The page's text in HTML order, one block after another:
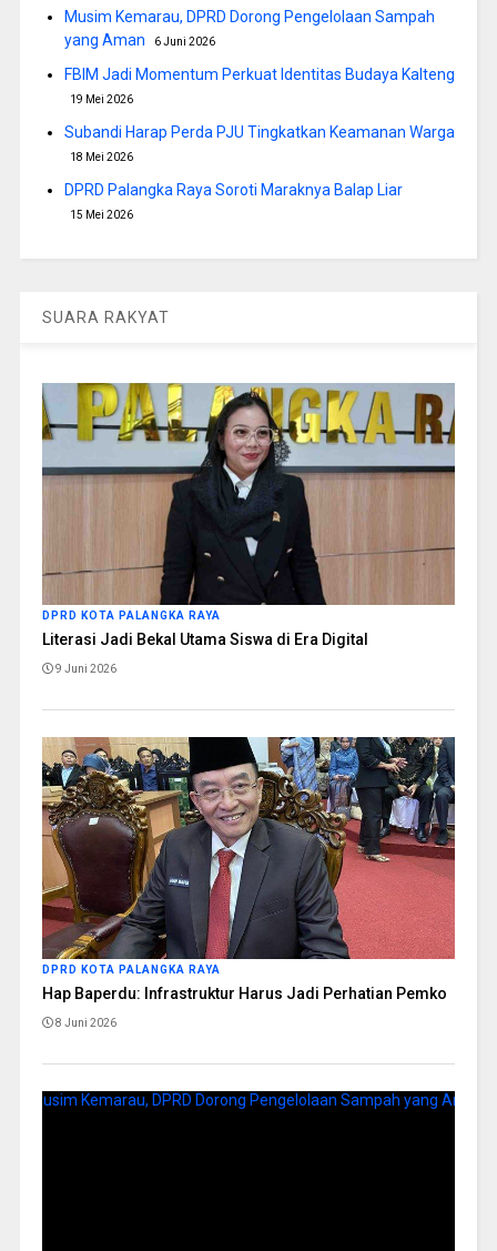
Musim Kemarau, DPRD Dorong Pengelolaan Sampah
yang Aman
6 Juni 2026
FBIM Jadi Momentum Perkuat Identitas Budaya Kalteng
19 Mei 2026
Subandi Harap Perda PJU Tingkatkan Keamanan Warga
18 Mei 2026
DPRD Palangka Raya Soroti Maraknya Balap Liar
15 Mei 2026
SUARA RAKYAT
DPRD KOTA PALANGKA RAYA
Literasi Jadi Bekal Utama Siswa di Era Digital
9 Juni 2026
DPRD KOTA PALANGKA RAYA
Hap Baperdu: Infrastruktur Harus Jadi Perhatian Pemko
8 Juni 2026